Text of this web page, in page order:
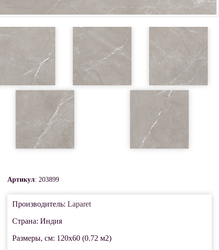
Артикул: 203899
Производитель: Laparet
Страна: Индия
Размеры, см: 120x60 (0.72 м2)